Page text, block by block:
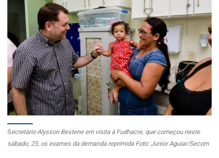
Secretário Alysson Bestene em visita à Fudhacre, que começou neste
sábado, 25, os exames da demanda reprimida Foto: Junior Aguiar/Secom